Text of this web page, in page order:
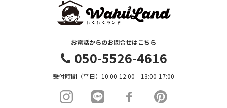
お電話からのお問合せはこちら
050-5526-4616
受付時間（平日）10:00-12:00 13:00-17:00